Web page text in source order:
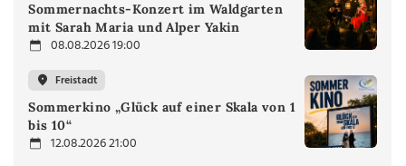
Sommernachts-Konzert im Waldgarten
mit Sarah Maria und Alper Yakin
08.08.2026 19:00
Freistadt
Sommerkino „Glück auf einer Skala von 1
bis 10“
12.08.2026 21:00